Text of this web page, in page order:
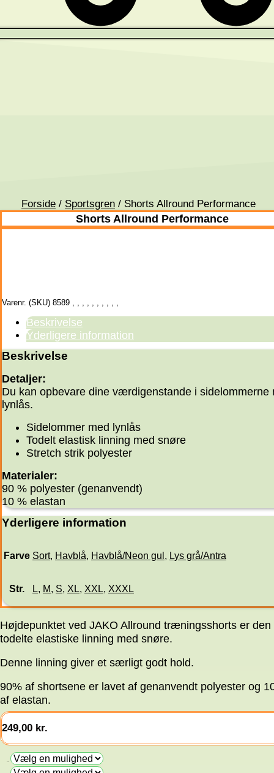
Forside / Sportsgren / Shorts Allround Performance
Shorts Allround Performance
Varenr. (SKU) 8589 , , , , , , , , , ,
Beskrivelse
Yderligere information
Beskrivelse
Detaljer:
Du kan opbevare dine værdigenstande i sidelommerne
lynlås.
Sidelommer med lynlås
Todelt elastisk linning med snøre
Stretch strik polyester
Materialer:
90 % polyester (genanvendt)
10 % elastan
Yderligere information
Farve Sort, Havblå, Havblå/Neon gul , Lys grå/Antra
Str. L, M, S, XL, XXL, XXXL
Højdepunktet ved JAKO Allround træningsshorts er den
todelte elastiske linning med snøre.
Denne linning giver et særligt godt hold.
90% af shortsene er lavet af genanvendt polyester og
af elastan.
249,00 kr.